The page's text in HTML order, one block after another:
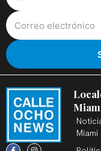
F
I
X
Y
T
L
Miami